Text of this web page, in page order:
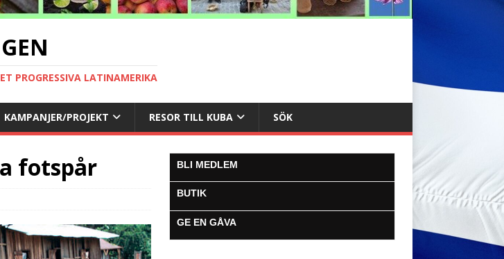
PROGRESSIVA LATINAMERIKA
KAMPANJER/PROJEKT RESOR TILL KUBA SÖK
fotspår BLI MEDLEM
BUTIK
GE EN GÅVA